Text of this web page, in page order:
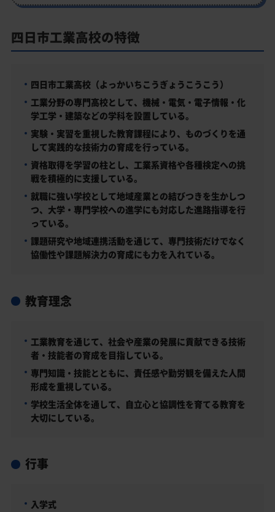
四日市工業高校の特徴
四日市工業高校（よっかいちこうぎょうこうこう）
工業分野の専門高校として、機械・電気・電子情報・化
学工学・建築などの学科を設置している。
実験・実習を重視した教育課程により、ものづくりを通
して実践的な技術力の育成を行っている。
資格取得を学習の柱とし、工業系資格や各種検定への挑
戦を積極的に支援している。
就職に強い学校として地域産業との結びつきを生かしつ
つ、大学・専門学校への進学にも対応した進路指導を行
っている。
課題研究や地域連携活動を通じて、専門技術だけでなく
協働性や課題解決力の育成にも力を入れている。
教育理念
工業教育を通じて、社会や産業の発展に貢献できる技術
者・技能者の育成を目指している。
専門知識・技能とともに、責任感や勤労観を備えた人間
形成を重視している。
学校生活全体を通して、自立心と協調性を育てる教育を
大切にしている。
行事
入学式